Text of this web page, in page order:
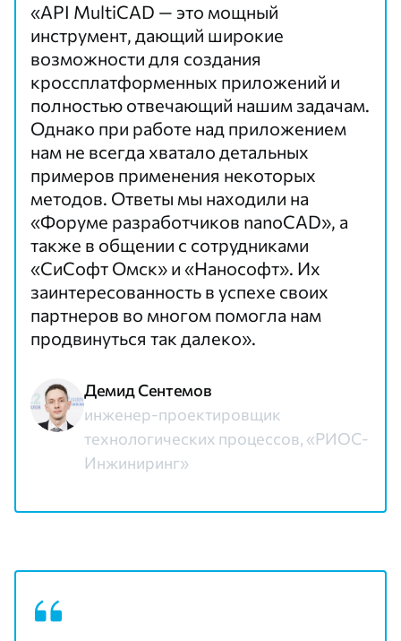
«API MultiCAD — это мощный
инструмент, дающий широкие
возможности для создания
кроссплатформенных приложений и
полностью отвечающий нашим задачам.
Однако при работе над приложением
нам не всегда хватало детальных
примеров применения некоторых
методов. Ответы мы находили на
«Форуме разработчиков nanoCAD», а
также в общении с сотрудниками
«СиСофт Омск» и «Нанософт». Их
заинтересованность в успехе своих
партнеров во многом помогла нам
продвинуться так далеко».
Демид Сентемов
инженер-проектировщик
технологических процессов, «РИОС-
Инжиниринг»